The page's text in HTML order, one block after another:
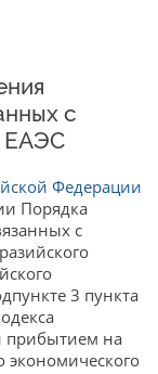
с
ЕАЭС
Федерации
Порядка
с
3 пункта
прибытием на
экономического